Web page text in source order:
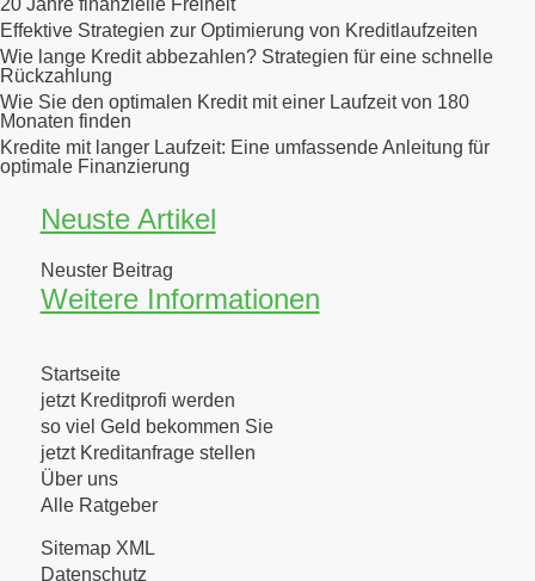
20 Jahre finanzielle Freiheit
Effektive Strategien zur Optimierung von Kreditlaufzeiten
Wie lange Kredit abbezahlen? Strategien für eine schnelle
Rückzahlung
Wie Sie den optimalen Kredit mit einer Laufzeit von 180
Monaten finden
Kredite mit langer Laufzeit: Eine umfassende Anleitung für
optimale Finanzierung
Neuste Artikel
Neuster Beitrag
Weitere Informationen
Startseite
jetzt Kreditprofi werden
so viel Geld bekommen Sie
jetzt Kreditanfrage stellen
Über uns
Alle Ratgeber
Sitemap XML
Datenschutz